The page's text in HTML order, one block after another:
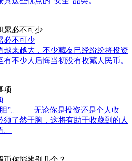
必不可少
来越大，不少藏友已经纷纷将投资
不少人后悔当初没有收藏人民币。
”。 无论你是投资还是个人收
了然于胸，这将有助于收藏到的人